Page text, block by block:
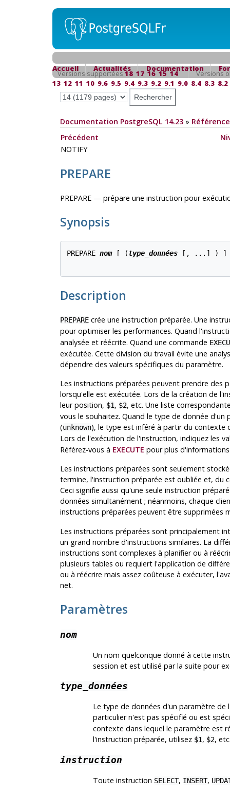
Accueil Actualités Documentation
Versions supportées18 17 16 15 14
Versions
13 12 11 10 9.6 9.5 9.4 9.3 9.2 9.1 9.0 8.4 8.3 8.2
Documentation PostgreSQL 14.23» Référence
Précédent
NOTIFY
PREPARE
PREPARE — prépare une instruction pour
Synopsis
PREPARE nom [ (type_données [, ...] ) ]
Description
PREPAREcrée une instruction préparée. Une
pour optimiser les performances. Quand
analysée et réécrite. Quand une commande
exécutée. Cette division du travail évite une
dépendre des valeurs spécifiques du paramètre.
Les instructions préparées peuvent prendre des
lorsqu'elle est exécutée. Lors de la création de
leur position, $1, $2, etc. Une liste
vous le souhaitez. Quand le type de donnée
(unknown), le type est inféré à partir du contexte
Lors de l'exécution de l'instruction, indiquez les
Référez-vous à EXECUTE pour plus
Les instructions préparées sont seulement
termine, l'instruction préparée est oubliée et, du
Ceci signifie aussi qu'une seule instruction
données simultanément ; néanmoins, chaque
instructions préparées peuvent être supprimées
Les instructions préparées sont principalement
un grand nombre d'instructions similaires. La
instructions sont complexes à planifier ou à
plusieurs tables ou requiert l'application de
ou à réécrire mais assez coûteuse à exécuter,
net.
Paramètres
nom
Un nom quelconque donné à cette
session et est utilisé par la suite pour
type_données
Le type de données d'un paramètre
particulier n'est pas spécifié ou est
contexte dans lequel le paramètre est
l'instruction préparée, utilisez $1, $2,
instruction
Toute instruction SELECT, INSERT,